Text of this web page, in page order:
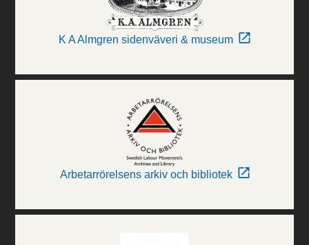
K A Almgren sidenväveri & museum
Arbetarrörelsens arkiv och bibliotek